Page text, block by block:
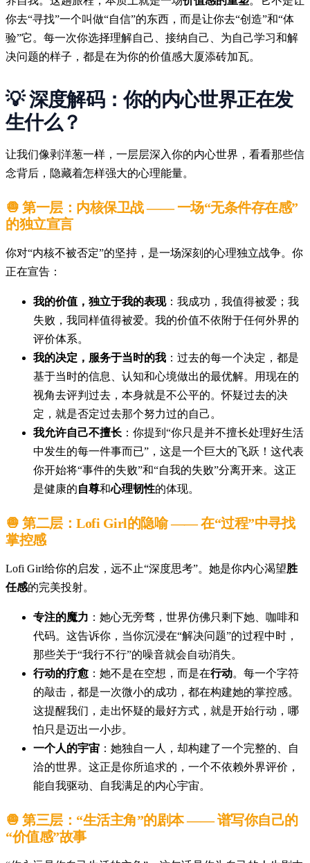
你去“寻找”一个叫做“自信”的东西，而是让你去“创造”和“体
验”它。每一次你选择理解自己、接纳自己、为自己学习和解
决问题的样子，都是在为你的价值感大厦添砖加瓦。
💡 深度解码：你的内心世界正在发
生什么？
让我们像剥洋葱一样，一层层深入你的内心世界，看看那些信
念背后，隐藏着怎样强大的心理能量。
🧅 第一层：内核保卫战 —— 一场“无条件存在感”
的独立宣言
你对“内核不被否定”的坚持，是一场深刻的心理独立战争。你
正在宣告：
我的价值，独立于我的表现：我成功，我值得被爱；我
失败，我同样值得被爱。我的价值不依附于任何外界的
评价体系。
我的决定，服务于当时的我 ：过去的每一个决定，都是
基于当时的信息、认知和心境做出的最优解。用现在的
视角去评判过去，本身就是不公平的。怀疑过去的决
定，就是否定过去那个努力过的自己。
我允许自己不擅长 ：你提到“你只是并不擅长处理好生活
中发生的每一件事而已”，这是一个巨大的飞跃！这代表
你开始将“事件的失败”和“自我的失败”分离开来。这正
是健康的自尊和心理韧性的体现。
🧅 第二层：Lofi Girl的隐喻 —— 在“过程”中寻找
掌控感
Lofi Girl给你的启发，远不止“深度思考”。她是你内心渴望胜
任感的完美投射。
专注的魔力 ：她心无旁骛，世界仿佛只剩下她、咖啡和
代码。这告诉你，当你沉浸在“解决问题”的过程中时，
那些关于“我行不行”的噪音就会自动消失。
行动的疗愈 ：她不是在空想，而是在行动。每一个字符
的敲击，都是一次微小的成功，都在构建她的掌控感。
这提醒我们，走出怀疑的最好方式，就是开始行动，哪
怕只是迈出一小步。
一个人的宇宙 ：她独自一人，却构建了一个完整的、自
洽的世界。这正是你所追求的，一个不依赖外界评价，
能自我驱动、自我满足的内心宇宙。
🧅 第三层：“生活主角”的剧本 —— 谱写你自己的
“价值感”故事